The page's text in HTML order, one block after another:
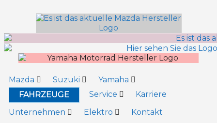
springen
Mazda Suzuki
Yamaha
FAHRZEUGE
Service
Karriere
Unternehmen
Elektro
Kontakt